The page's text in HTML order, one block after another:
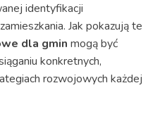
identyfikacji
Jak pokazują te
dla gmin mogą być
konkretnych,
rozwojowych każdej